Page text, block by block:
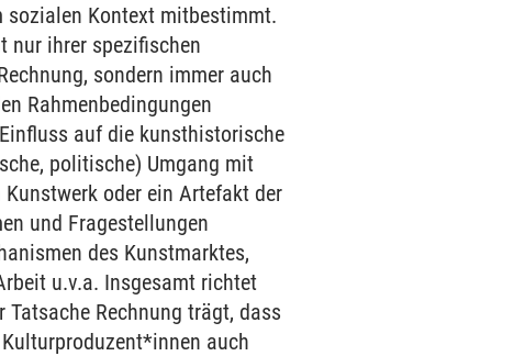
sozialen Kontext mitbestimmt.
nur ihrer spezifischen
sondern immer auch
Rahmenbedingungen
auf die kunsthistorische
politische) Umgang mit
oder ein Artefakt der
und Fragestellungen
des Kunstmarktes,
u.v.a. Insgesamt richtet
Rechnung trägt, dass
auch